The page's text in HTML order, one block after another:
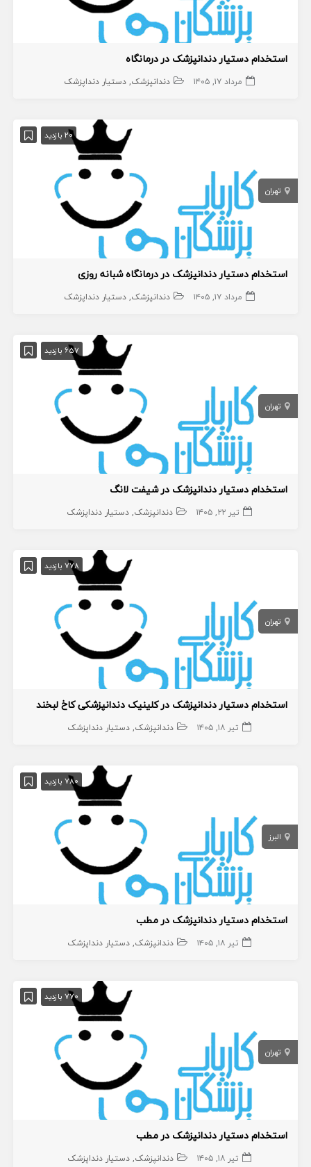
استخدام دستیار دندانپزشک در درمانگاه
مرداد ۱۷, ۱۴۰۵ دندانپزشک دستیار دنداپزشک
20 بازدید
تهران
استخدام دستیار دندانپزشک در درمانگاه شبانه روزی
مرداد ۱۷, ۱۴۰۵ دندانپزشک دستیار دنداپزشک
657 بازدید
تهران
استخدام دستیار دندانپزشک در شیفت لانگ
تیر ۲۲, ۱۴۰۵ دندانپزشک دستیار دنداپزشک
778 بازدید
تهران
استخدام دستیار دندانپزشک در کلینیک دندانپزشکی کاخ لبخند
تیر ۱۸, ۱۴۰۵ دندانپزشک دستیار دنداپزشک
780 بازدید
البرز
استخدام دستیار دندانپزشک در مطب
تیر ۱۸, ۱۴۰۵ دندانپزشک دستیار دنداپزشک
770 بازدید
تهران
استخدام دستیار دندانپزشک در مطب
تیر ۱۸, ۱۴۰۵ دندانپزشک دستیار دنداپزشک